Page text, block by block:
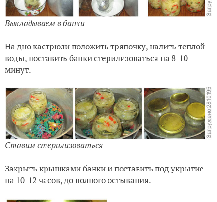
Выкладываем в банки
На дно кастрюли положить тряпочку, налить теплой
воды, поставить банки стерилизоваться на 8-10
минут.
Ставим стерилизоваться
Закрыть крышками банки и поставить под укрытие
на 10-12 часов, до полного остывания.